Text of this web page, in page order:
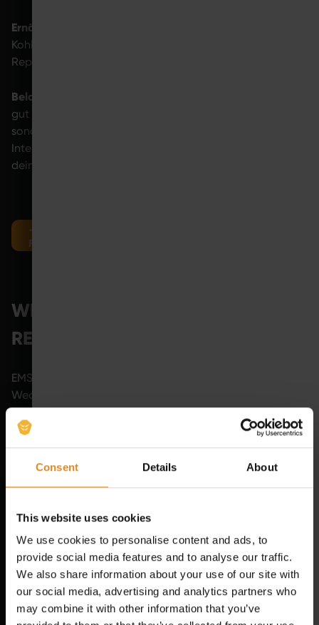
Consent Details About
This website uses cookies
We use cookies to personalise content and ads, to
provide social media features and to analyse our traffic.
We also share information about your use of our site with
our social media, advertising and analytics partners who
may combine it with other information that you’ve
Ernährung und Flüssigkeit:
Kohlenhydrate und Flüssigkeit helfen der Muskulatur bei
Reparaturprozessen.
Belastungssteuerung im Training:
gut erholen kann, kommt es nicht nur auf Pausen an,
sondern auch darauf, wie du trainierst. Wenn Belastung,
Intensität und Erholung gut zusammenpassen, fällt
deinem Körper die Regeneration leichter.
JETZT COMPETENCE CENTER IN DEINER NÄHE
FINDEN
WIE PASSEN EMS UND
REGENERATION ZUSAMMEN?
EMS-Training und Regeneration stehen in einer engen
Wechselwirkung. Einerseits ist EMS ein intensiver
Trainingsreiz, der entsprechende Erholungszeiten nach
sich zieht. Andererseits kann EMS auch Teil eines
regenerationsorientierten Trainingskonzepts sein,
solange es richtig eingesetzt wird.
Mechanismen :
1. HOHE MUSKELAKTIVIERUNG BEI
KONTROLLIERTER BEWEGUNG
Da bei EMS viele Muskelgruppen gleichzeitig aktiviert